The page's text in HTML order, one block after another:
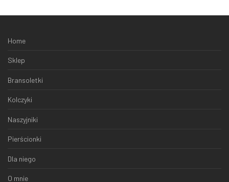
Home
Sklep
Bransoletki
Kolczyki
Naszyjniki
Pierścionki
Dla niego
O mnie